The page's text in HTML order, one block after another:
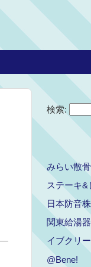
検索:
みらい散骨
ステーキ
日本防音
関東給湯
イブクリ
@Bene!